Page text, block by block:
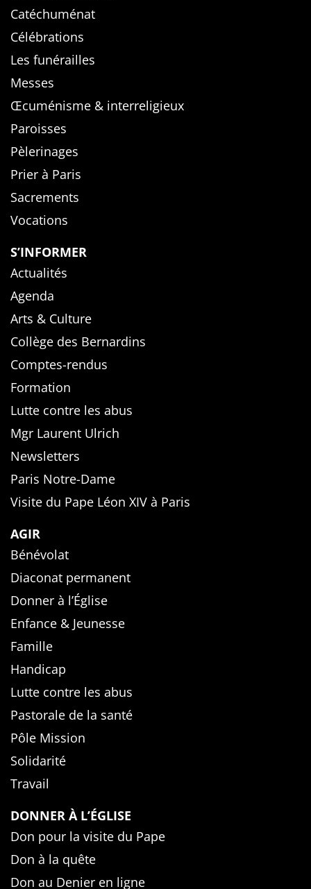
Catéchuménat
Célébrations
Les funérailles
Messes
Œcuménisme & interreligieux
Paroisses
Pèlerinages
Prier à Paris
Sacrements
Vocations
S’INFORMER
Actualités
Agenda
Arts & Culture
Collège des Bernardins
Comptes-rendus
Formation
Lutte contre les abus
Mgr Laurent Ulrich
Newsletters
Paris Notre-Dame
Visite du Pape Léon XIV à Paris
AGIR
Bénévolat
Diaconat permanent
Donner à l’Église
Enfance & Jeunesse
Famille
Handicap
Lutte contre les abus
Pastorale de la santé
Pôle Mission
Solidarité
Travail
DONNER À L’ÉGLISE
Don pour la visite du Pape
Don à la quête
Don au Denier en ligne